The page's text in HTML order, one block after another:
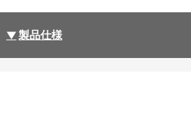
製品仕様